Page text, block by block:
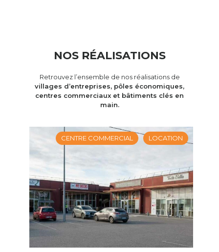
NOS RÉALISATIONS
Retrouvez l’ensemble de nos réalisations de
villages d’entreprises, pôles économiques,
centres commerciaux et bâtiments clés en
main.
CENTRE COMMERCIAL LOCATION